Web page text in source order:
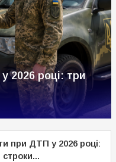
2026 році: три
при ДТП у 2026 році: